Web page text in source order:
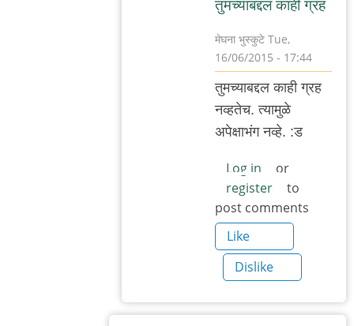
तुमच्याबद्दल काही ग्रह
मेघना भुस्कुटे Tue,
16/06/2015 - 17:44
reply
to
स्वच्छ
by
अनु
राव
तुमच्याबद्दल काही ग्रह
नव्हतेच. त्यामुळे
अपेक्षाभंग नव्हे. :ड
Log in
or
register
to
post comments
Like
Dislike